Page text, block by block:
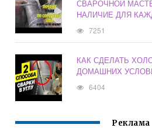
СВАРОЧНОЙ
НАЛИЧИЕ ДЛЯ
7251
КАК СДЕЛАТЬ
ДОМАШНИХ
6404
Реклама